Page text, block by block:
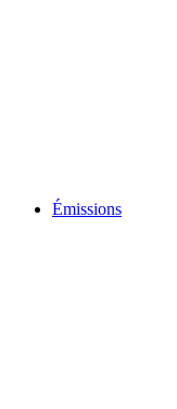
Émissions